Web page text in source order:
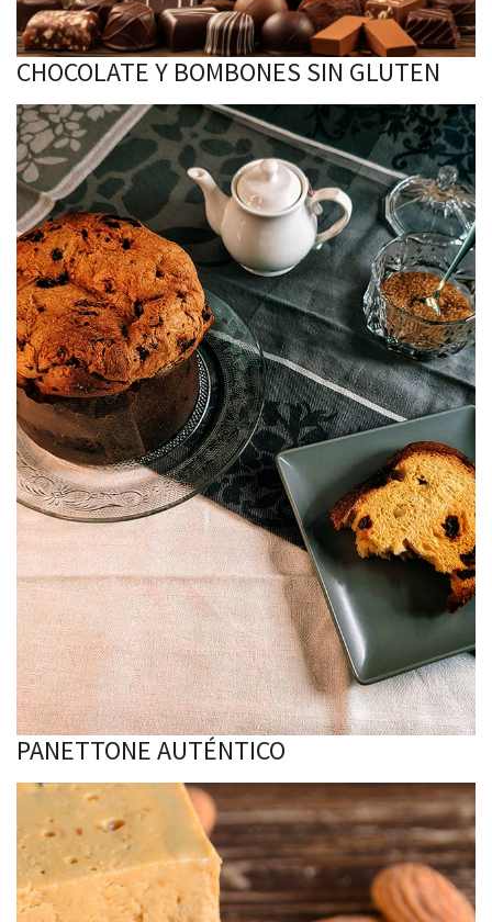
CHOCOLATE Y BOMBONES SIN GLUTEN
PANETTONE AUTÉNTICO